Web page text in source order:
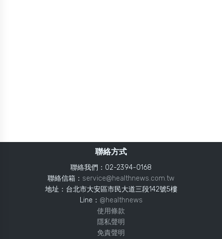
聯絡方式
聯絡我們：02-2394-0168
聯絡信箱： service@healthnews.com.tw
地址：台北市大安區市民大道三段142號5樓
Line： @healthnews
使用條款
隱私聲明
免責聲明